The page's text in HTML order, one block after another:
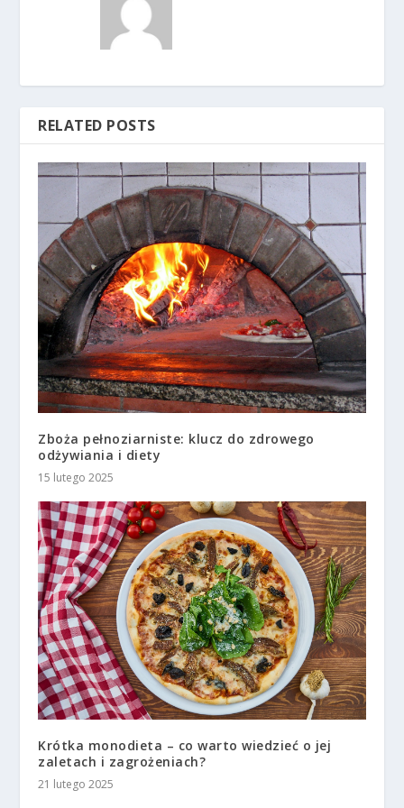
RELATED POSTS
Zboża pełnoziarniste: klucz do zdrowego
odżywiania i diety
15 lutego 2025
Krótka monodieta – co warto wiedzieć o jej
zaletach i zagrożeniach?
21 lutego 2025